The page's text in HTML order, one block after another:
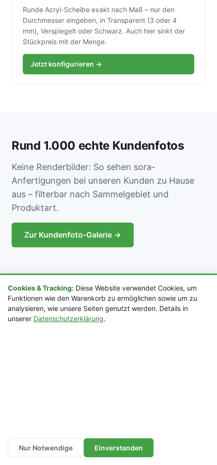
Runde Acryl-Scheibe exakt nach Maß – nur den
Durchmesser eingeben, in Transparent (3 oder 4
mm), Verspiegelt oder Schwarz. Auch hier sinkt der
Stückpreis mit der Menge.
Jetzt konfigurieren →
Rund 1.000 echte Kundenfotos
Keine Renderbilder: So sehen sora-
Anfertigungen bei unseren Kunden zu Hause
aus – filterbar nach Sammelgebiet und
Produktart.
Zur Kundenfoto-Galerie →
So funktioniert sora
Haube, Case, Vitrine oder Treppe – Ihre Sammelwelt
zeigt, was passt.
Cookies & Tracking: Diese Website verwendet Cookies, um
Funktionen wie den Warenkorb zu ermöglichen sowie um zu
analysieren, wie unsere Seiten genutzt werden. Details in
unserer Datenschutzerklärung.
Nur Notwendige Einverstanden